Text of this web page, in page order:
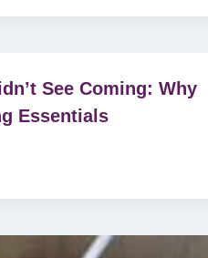
See Coming: Why
Essentials